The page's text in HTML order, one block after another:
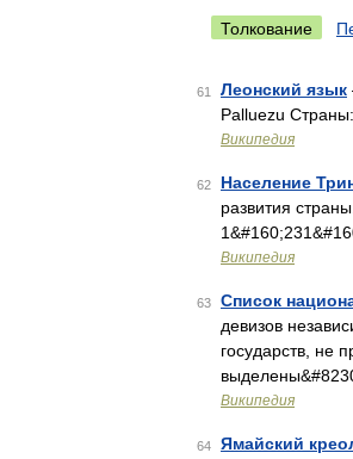
Толкование
61 Леонский язык
Palluezu
Википедия
62 Население
развития
Википедия
63 Список
девизов
государств, не
Википедия
64 Ямайский